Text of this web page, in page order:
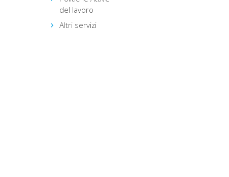
del lavoro
Altri servizi